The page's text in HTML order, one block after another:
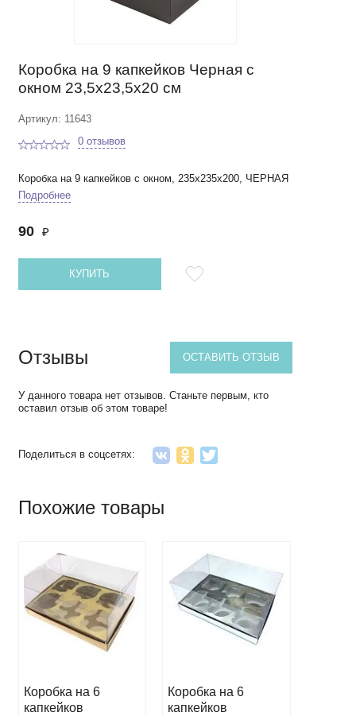
Коробка на 9 капкейков Черная с
окном 23,5х23,5х20 см
Артикул: 11643
0 отзывов
Коробка на 9 капкейков с окном, 235х235х200, ЧЕРНАЯ
Подробнее
90 ₽
КУПИТЬ
Отзывы ОСТАВИТЬ ОТЗЫВ
У данного товара нет отзывов. Станьте первым, кто
оставил отзыв об этом товаре!
Поделиться в соцсетях:
Похожие товары
Коробка на 6
капкейков
Коробка на 6
капкейков